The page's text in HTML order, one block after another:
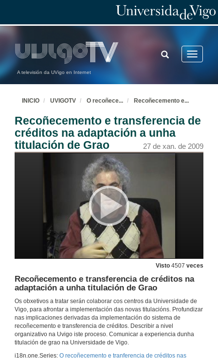
A televisión da UVigo en Internet
Toggle
TOGGLE
SEARCH
INICIO UVIGOTV O recoñece... Recoñecemento e...
Recoñecemento e transferencia de
créditos na adaptación a unha
titulación de Grao
27 de xan. de 2009
Visto 4507 veces
Recoñecemento e transferencia de créditos na
adaptación a unha titulación de Grao
Os obxetivos a tratar serán colaborar cos centros da Universidade de
Vigo, para afrontar a implementación das novas titulacións. Profundizar
nas implicaciones derivadas da implementación do sistema de
recoñecemento e transferencia de créditos. Describir a nivel
organizativo na Uvigo iste proceso. Comunicar a experiencia dunha
titulación de grao na Universidade de Vigo.
i18n.one.Series: O recoñecemento e tranferencia de créditos nas
Inauguración e presentación da xornada